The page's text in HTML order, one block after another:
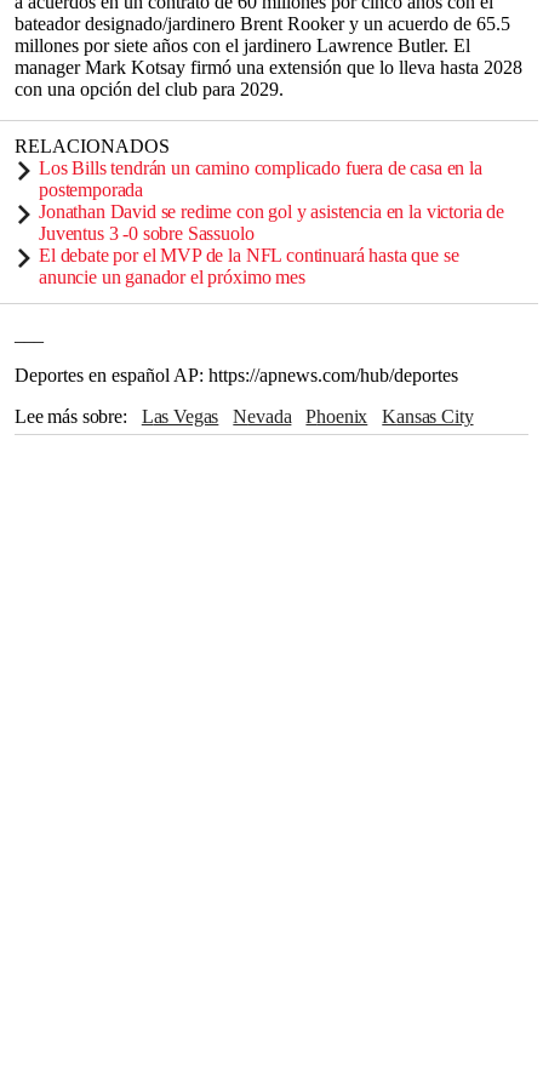
bateador designado/jardinero Brent Rooker y un acuerdo de 65.5
millones por siete años con el jardinero Lawrence Butler. El
manager Mark Kotsay firmó una extensión que lo lleva hasta 2028
con una opción del club para 2029.
RELACIONADOS
Los Bills tendrán un camino complicado fuera de casa en la
postemporada
Jonathan David se redime con gol y asistencia en la victoria de
Juventus 3 -0 sobre Sassuolo
El debate por el MVP de la NFL continuará hasta que se
anuncie un ganador el próximo mes
Deportes en español AP: https://apnews.com/hub/deportes
Lee más sobre
Las Vegas Nevada Phoenix
Kansas City